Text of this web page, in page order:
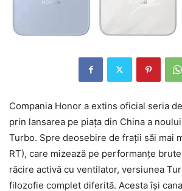
Compania Honor a extins oficial seria
prin lansarea pe piața din China a
Turbo. Spre deosebire de frații săi mai
RT), care mizează pe performanțe
răcire activă cu ventilator, versiunea
filozofie complet diferită. Acesta își